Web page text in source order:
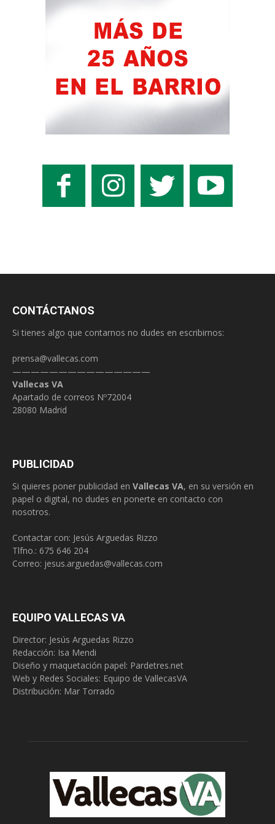
CONTÁCTANOS
Si tienes algo que contarnos no dudes en escribirnos:
prensa@vallecas.com
———————————————
Vallecas VA
Apartado de correos Nº72004
28080 Madrid
PUBLICIDAD
Si quieres poner publicidad en Vallecas VA, en su versión en
papel o digital, no dudes en ponerte en contacto con
nosotros.
Contactar con: Jesús Arguedas Rizzo
Tlfno.: 675 646 204
Correo: jesus.arguedas@vallecas.com
EQUIPO VALLECAS VA
Director: Jesús Arguedas Rizzo
Redacción: Isa Mendi
Diseño y maquetación papel: Pardetres.net
Web y Redes Sociales: Equipo de VallecasVA
Distribución: Mar Torrado